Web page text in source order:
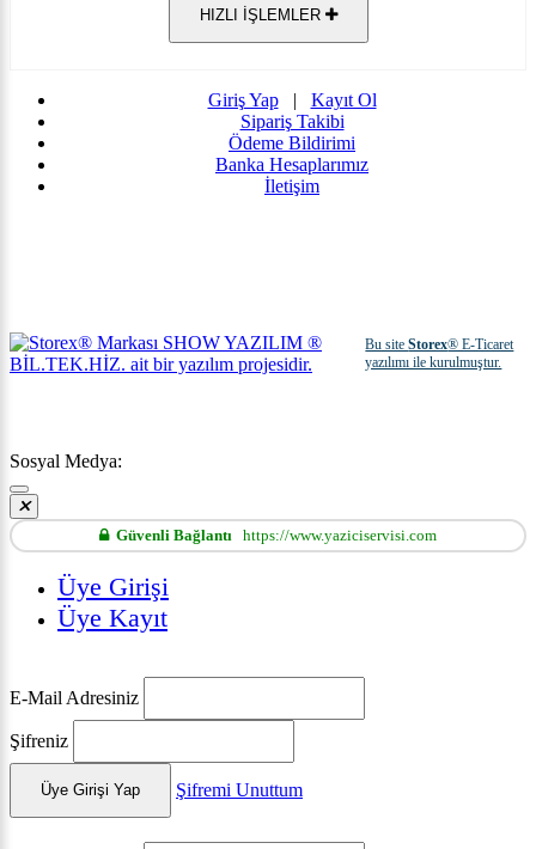
HIZLI İŞLEMLER
Giriş Yap| Kayıt Ol
Sipariş Takibi
Ödeme Bildirimi
Banka Hesaplarımız
İletişim
Bu siteStorex® E-Ticaret
yazılımı ile kurulmuştur.
Sosyal Medya:
Güvenli Bağlantı https://www.yaziciservisi.com
Üye Girişi
Üye Kayıt
E-Mail Adresiniz
Şifreniz
Üye Girişi Yap Şifremi Unuttum